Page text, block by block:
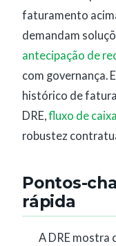
faturamento
demandam
antecipação de
com governança.
histórico de
DRE,fluxo de caixa
robustez
Pontos-
rápida
A DRE mostra